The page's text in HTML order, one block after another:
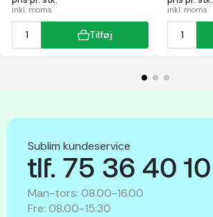
inkl. moms
Tilføj
inkl. moms
Sublim kundeservice
tlf. 75 36 40 10
Man-tors: 08.00-16.00
Fre: 08.00-15:30